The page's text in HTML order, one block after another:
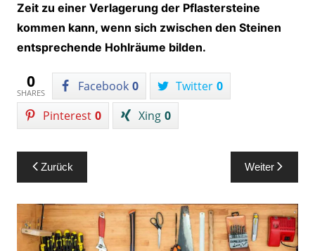
Zeit zu einer Verlagerung der Pflastersteine
kommen kann, wenn sich zwischen den Steinen
entsprechende Hohlräume bilden.
0
SHARES Facebook 0 Twitter 0
Pinterest 0 Xing 0
Beitragsnavigation
Zurück Weiter